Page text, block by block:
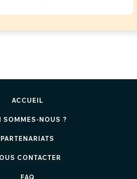
ACCUEIL
SOMMES-NOUS ?
PARTENARIATS
CONTACTER
FAQ